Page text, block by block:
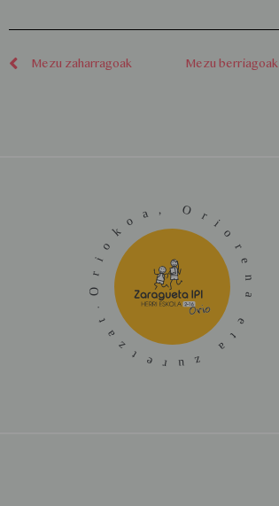
Mezu zaharragoak Mezu berriagoak